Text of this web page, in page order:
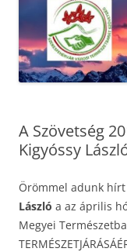
A Szövetség
Kigyóssy
Örömmel adunk
László a az április
Megyei